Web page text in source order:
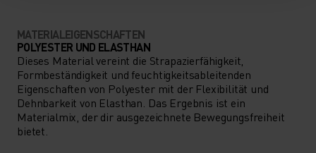
MATERIALEIGENSCHAFTEN
POLYESTER UND ELASTHAN
Dieses Material vereint die Strapazierfähigkeit,
Formbeständigkeit und feuchtigkeitsableitenden
Eigenschaften von Polyester mit der Flexibilität und
Dehnbarkeit von Elasthan. Das Ergebnis ist ein
Materialmix, der dir ausgezeichnete Bewegungsfreiheit
bietet.